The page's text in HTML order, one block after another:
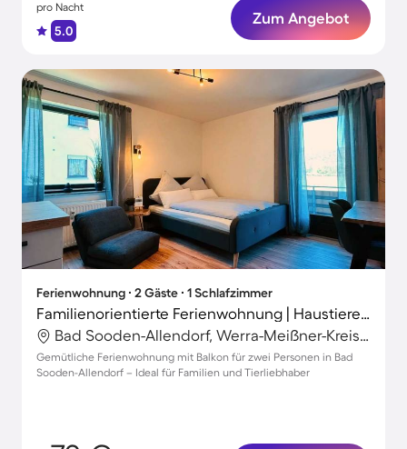
pro Nacht
5.0
Zum Angebot
Ferienwohnung ∙ 2 Gäste ∙ 1 Schlafzimmer
Familienorientierte Ferienwohnung | Haustiere sind willkommen
Bad Sooden-Allendorf, Werra-Meißner-Kreis, Deutschland
Gemütliche Ferienwohnung mit Balkon für zwei Personen in Bad
Sooden-Allendorf – Ideal für Familien und Tierliebhaber